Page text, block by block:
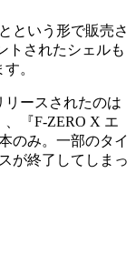
という形で販売さ
トされたシェルも
。
ースされたのは
、『F-ZERO X エ
のみ。一部のタイ
が終了してしまっ